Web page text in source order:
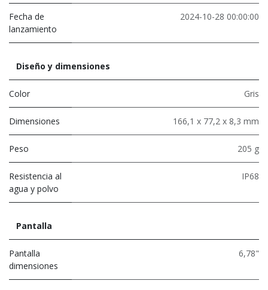
Fecha de
lanzamiento
2024-10-28 00:00:00
Diseño y dimensiones
Color Gris
Dimensiones 166,1 x 77,2 x 8,3 mm
Peso 205 g
Resistencia al
agua y polvo
IP68
Pantalla
Pantalla
dimensiones
6,78"